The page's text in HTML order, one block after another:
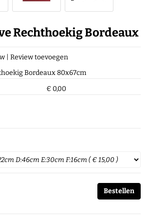
Rechthoekig Bordeaux
| Review toevoegen
Bordeaux 80x67cm
€ 0,00
Bestellen